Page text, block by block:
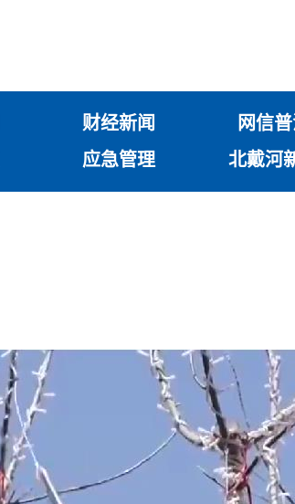
财经新闻 网信
应急管理 北戴河